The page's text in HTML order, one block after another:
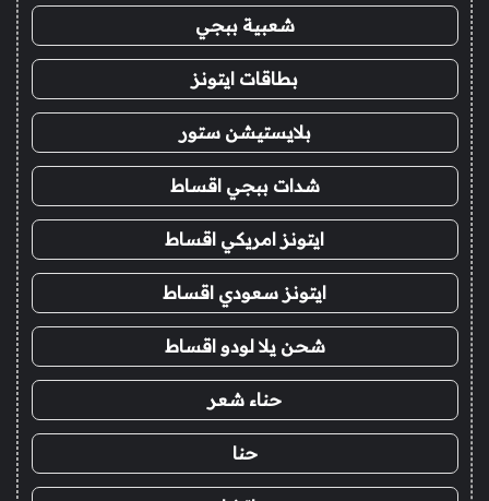
شعبية ببجي
بطاقات ايتونز
بلايستيشن ستور
شدات ببجي اقساط
ايتونز امريكي اقساط
ايتونز سعودي اقساط
شحن يلا لودو اقساط
حناء شعر
حنا